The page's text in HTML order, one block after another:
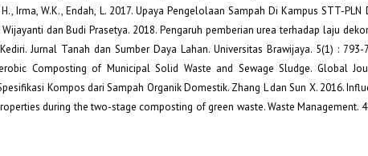
Irma, W.K., Endah, L. 2017. Upaya Pengelolaan Sampah Di Kampus STT-PLN
dan Budi Prasetya. 2018. Pengaruh pemberian urea terhadap laju
Jurnal Tanah dan Sumber Daya Lahan. Universitas Brawijaya. 5(1) : 793-
Composting of Municipal Solid Waste and Sewage Sludge. Global
Kompos dari Sampah Organik Domestik. Zhang L dan Sun X. 2016.
during the two-stage composting of green waste. Waste Management.